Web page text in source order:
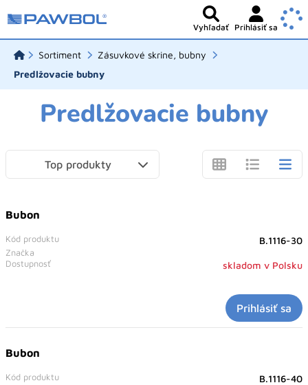
Vyhľadať Prihlásiť sa
Sortiment
Zásuvkové skrine, bubny
Predlžovacie bubny
Predlžovacie bubny
Top produkty
Bubon
Značka
Kód produktu B.1116-30
Dostupnosť skladom v Polsku
Prihlásiť sa
Bubon
Kód produktu B.1116-40